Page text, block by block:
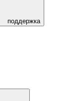
поддержка